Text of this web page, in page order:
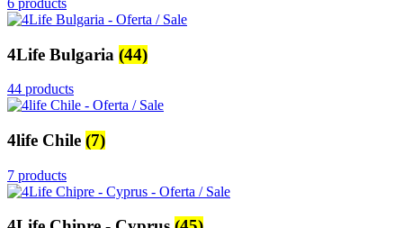
4Life Bulgaria (44)
44 products
4life Chile (7)
7 products